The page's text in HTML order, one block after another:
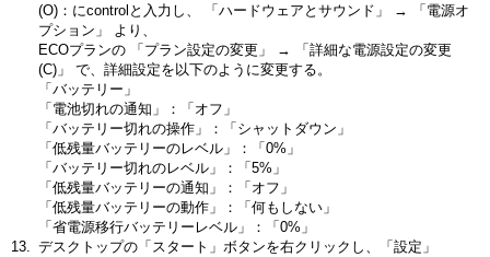
(O)：にcontrolと入力し、 「ハードウェアとサウンド」 → 「電源オ
プション」 より、
ECOプランの 「プラン設定の変更」 → 「詳細な電源設定の変更
(C)」 で、詳細設定を以下のように変更する。
「バッテリー」
「電池切れの通知」：「オフ」
「バッテリー切れの操作」：「シャットダウン」
「低残量バッテリーのレベル」：「0%」
「バッテリー切れのレベル」：「5%」
「低残量バッテリーの通知」：「オフ」
「低残量バッテリーの動作」：「何もしない」
「省電源移行バッテリーレベル」：「0%」
デスクトップの「スタート」ボタンを右クリックし、「設定」